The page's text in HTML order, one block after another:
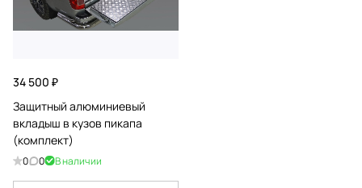
34 500 ₽
Защитный алюминиевый
вкладыш в кузов пикапа
(комплект)
0 0 В наличии